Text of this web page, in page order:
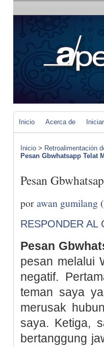
Inicio Acerca de
Inicio > Retroalimentación
Pesan Gbwhatsapp Telat
Pesan
porawan gumilang
RESPONDER AL
Pesan
pesan melalui
negatif.
teman saya
merusak
saya. Ketiga,
bertanggung